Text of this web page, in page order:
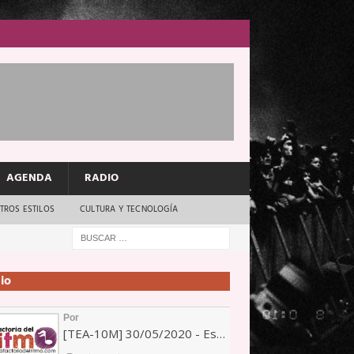
AGENDA RADIO
ESTILOS CULTURA Y TECNOLOGÍA